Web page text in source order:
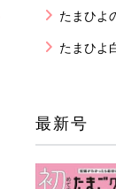
たまひよ
たまひよ
最新号